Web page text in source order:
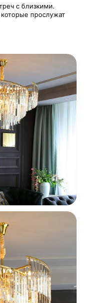
с близкими.
прослужат